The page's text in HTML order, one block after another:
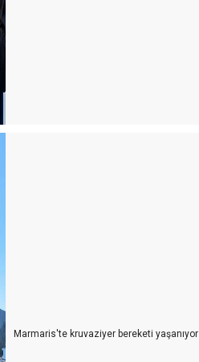
Marmaris'te kruvaziyer bereketi yaşanıyor